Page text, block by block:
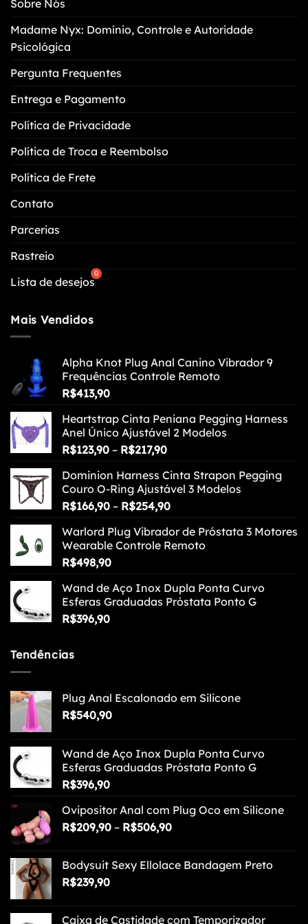
ser
na
página
produto
Sobre Nós
Madame Nyx: Domínio, Controle e Autoridade
Psicológica
Pergunta Frequentes
Entrega e Pagamento
Política de Privacidade
Política de Troca e Reembolso
Política de Frete
Contato
Parcerias
Rastreio
Lista de desejos
Mais Vendidos
Alpha Knot Plug Anal Canino Vibrador 9
Frequências Controle Remoto
R$413,90
Heartstrap Cinta Peniana Pegging Harness
Anel Único Ajustável 2 Modelos
R$123,90 – R$217,90Faixa
preço:
R$123,90
através
Dominion Harness Cinta Strapon Pegging
Couro O-Ring Ajustável 3 Modelos
R$166,90 – R$254,90Faixa
preço:
R$166,90
Warlord Plug Vibrador de Próstata 3 Motores
Wearable Controle Remoto
R$498,90
Wand de Aço Inox Dupla Ponta Curvo
Esferas Graduadas Próstata Ponto G
R$396,90
Tendências
Plug Anal Escalonado em Silicone
R$540,90
Wand de Aço Inox Dupla Ponta Curvo
Esferas Graduadas Próstata Ponto G
R$396,90
Ovipositor Anal com Plug Oco em Silicone
R$209,90 – R$506,90Faixa
R$209,90
Bodysuit Sexy Ellolace Bandagem Preto
R$239,90
Caixa de Castidade com Temporizador